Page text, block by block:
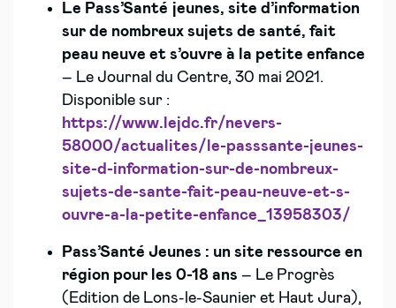
Le Pass’Santé jeunes, site d’information
sur de nombreux sujets de santé, fait
peau neuve et s’ouvre à la petite enfance
– Le Journal du Centre, 30 mai 2021.
Disponible sur :
https://www.lejdc.fr/nevers-
58000/actualites/le-passsante-jeunes-
site-d-information-sur-de-nombreux-
sujets-de-sante-fait-peau-neuve-et-s-
ouvre-a-la-petite-enfance_13958303/
Pass’Santé Jeunes : un site ressource en
région pour les 0-18 ans – Le Progrès
(Edition de Lons-le-Saunier et Haut Jura),